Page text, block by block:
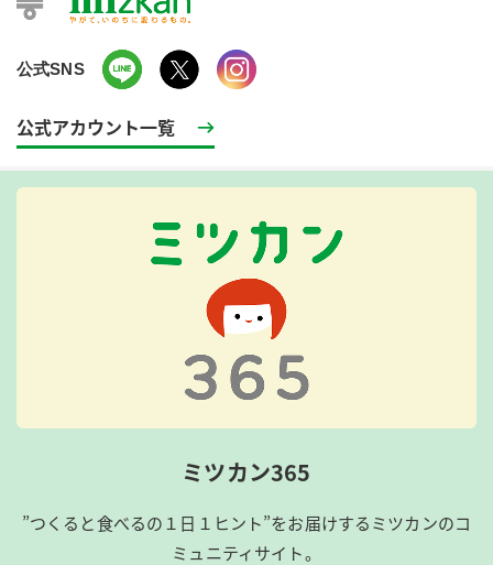
公式SNS
公式アカウント一覧
ミツカン365
”つくると食べるの１日１ヒント”をお届けするミツカンのコ
ミュニティサイト。